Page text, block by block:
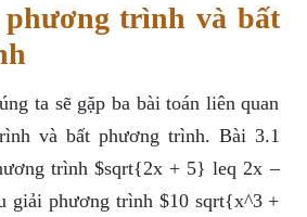
trình và bất
ta sẽ gặp ba bài toán liên quan
và bất phương trình. Bài 3.1
trình $sqrt{2x + 5} leq 2x –
giải phương trình $10 sqrt{x^3 +